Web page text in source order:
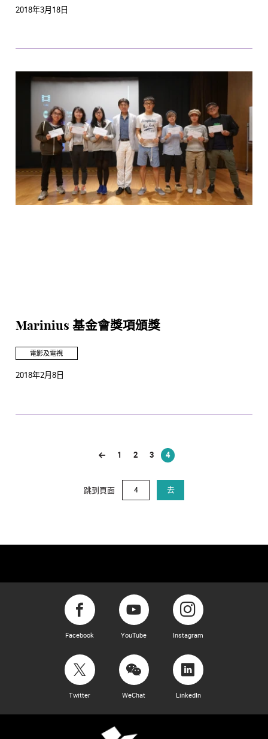
2018年3月18日
Marinius 基金會獎項頒獎
電影及電視
2018年2月8日
1 2 3 4
(current)
跳到頁面 去
Facebook YouTube Instagram
Twitter WeChat LinkedIn